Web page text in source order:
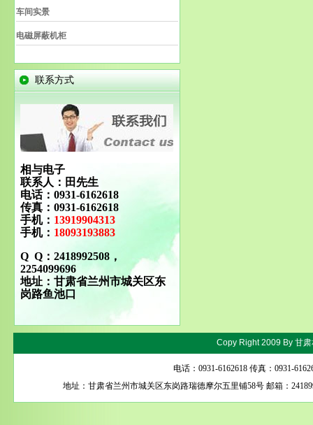
车间实景
电磁屏蔽机柜
联系方式
相与电子
联系人：田先生
电话：0931-6162618
传真：0931-6162618
手机： 13919904313
手机： 18093193883
Q Q：2418992508，
2254099696
地址：甘肃省兰州市城关区东
岗路鱼池口
Copy Right 2009 By甘肃
电话：0931-6162618 传真：0931-
地址：甘肃省兰州市城关区东岗路瑞德摩尔五里铺58号 邮箱：